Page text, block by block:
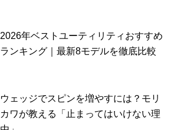
2026年ベストユーティリティおすすめ
ランキング｜最新8モデルを徹底比較
ウェッジでスピンを増やすには？モリ
カワが教える「止まってはいけない理